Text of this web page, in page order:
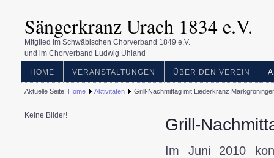
Sängerkranz Urach 1834 e.V.
Mitglied im Schwäbischen Chorverband 1849 e.V.
und im Chorverband Ludwig Uhland
HOME VERANSTALTUNGEN ÜBER DEN VEREIN
Aktuelle Seite: Home Aktivitäten Grill-Nachmittag mit Liederkranz
Keine Bilder! Grill-
Im Juni 2010